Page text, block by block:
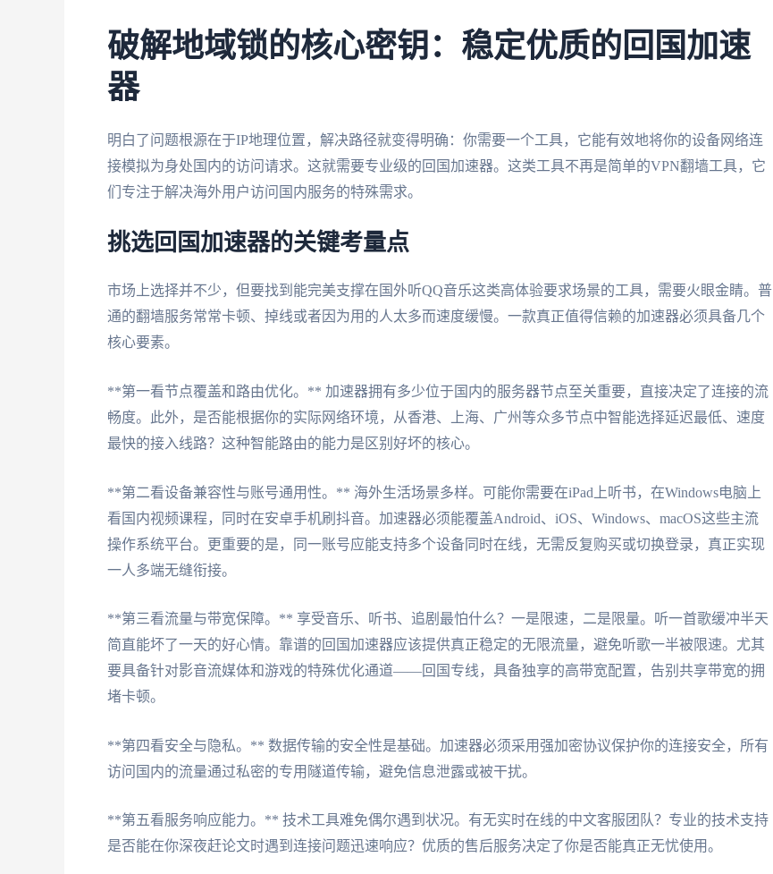
破解地域锁的核心密钥：稳定优质的回国加速
器
明白了问题根源在于IP地理位置，解决路径就变得明确：你需要一个工具，它能有效地将你的设备网络连
接模拟为身处国内的访问请求。这就需要专业级的回国加速器。这类工具不再是简单的VPN翻墙工具，它
们专注于解决海外用户访问国内服务的特殊需求。
挑选回国加速器的关键考量点
市场上选择并不少，但要找到能完美支撑在国外听QQ音乐这类高体验要求场景的工具，需要火眼金睛。普
通的翻墙服务常常卡顿、掉线或者因为用的人太多而速度缓慢。一款真正值得信赖的加速器必须具备几个
核心要素。
**第一看节点覆盖和路由优化。** 加速器拥有多少位于国内的服务器节点至关重要，直接决定了连接的流
畅度。此外，是否能根据你的实际网络环境，从香港、上海、广州等众多节点中智能选择延迟最低、速度
最快的接入线路？这种智能路由的能力是区别好坏的核心。
**第二看设备兼容性与账号通用性。** 海外生活场景多样。可能你需要在iPad上听书，在Windows电脑上
看国内视频课程，同时在安卓手机刷抖音。加速器必须能覆盖Android、iOS、Windows、macOS这些主流
操作系统平台。更重要的是，同一账号应能支持多个设备同时在线，无需反复购买或切换登录，真正实现
一人多端无缝衔接。
**第三看流量与带宽保障。** 享受音乐、听书、追剧最怕什么？一是限速，二是限量。听一首歌缓冲半天
简直能坏了一天的好心情。靠谱的回国加速器应该提供真正稳定的无限流量，避免听歌一半被限速。尤其
要具备针对影音流媒体和游戏的特殊优化通道——回国专线，具备独享的高带宽配置，告别共享带宽的拥
堵卡顿。
**第四看安全与隐私。** 数据传输的安全性是基础。加速器必须采用强加密协议保护你的连接安全，所有
访问国内的流量通过私密的专用隧道传输，避免信息泄露或被干扰。
**第五看服务响应能力。** 技术工具难免偶尔遇到状况。有无实时在线的中文客服团队？专业的技术支持
是否能在你深夜赶论文时遇到连接问题迅速响应？优质的售后服务决定了你是否能真正无忧使用。